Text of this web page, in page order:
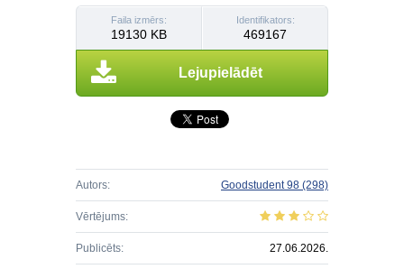
Faila izmērs:
19130 KB
Identifikators:
469167
Lejupielādēt
Autors: Goodstudent 98 (298)
Vērtējums:
Publicēts: 27.06.2026.